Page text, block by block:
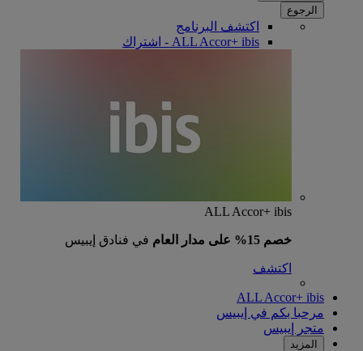
الرجوع
اكتشف البرنامج
ALL Accor+ ibis - اشتراك
ALL Accor+ ibis
خصم 15% على مدار العام في فنادق إيبيس
اكتشف
ALL Accor+ ibis
مرحبا بكم في إيبيس
متجر إيبيس
المزيد